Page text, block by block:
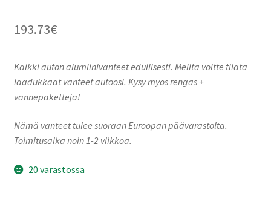
193.73€
Kaikki auton alumiinivanteet edullisesti. Meiltä voitte tilata
laadukkaat vanteet autoosi. Kysy myös rengas +
vannepaketteja!
Nämä vanteet tulee suoraan Euroopan päävarastolta.
Toimitusaika noin 1-2 viikkoa.
20 varastossa